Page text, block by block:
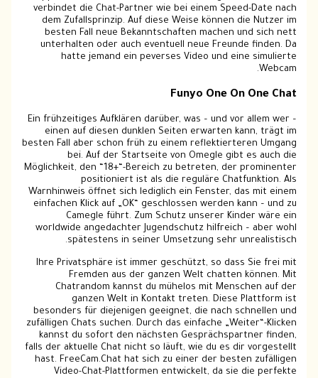
verbindet die Chat-Partner wie bei einem Speed-Date nach
dem Zufallsprinzip. Auf diese Weise können die Nutzer im
besten Fall neue Bekanntschaften machen und sich nett
unterhalten oder auch eventuell neue Freunde finden. Da
hatte jemand ein peverses Video und eine simulierte
Webcam.
Funyo One On One Chat
Ein frühzeitiges Aufklären darüber, was – und vor allem wer –
einen auf diesen dunklen Seiten erwarten kann, trägt im
besten Fall aber schon früh zu einem reflektierteren Umgang
bei. Auf der Startseite von Omegle gibt es auch die
Möglichkeit, den “18+“-Bereich zu betreten, der prominenter
positioniert ist als die reguläre Chatfunktion. Als
Warnhinweis öffnet sich lediglich ein Fenster, das mit einem
einfachen Klick auf „OK“ geschlossen werden kann – und zu
Camegle führt. Zum Schutz unserer Kinder wäre ein
worldwide angedachter Jugendschutz hilfreich – aber wohl
spätestens in seiner Umsetzung sehr unrealistisch.
Ihre Privatsphäre ist immer geschützt, so dass Sie frei mit
Fremden aus der ganzen Welt chatten können. Mit
Chatrandom kannst du mühelos mit Menschen auf der
ganzen Welt in Kontakt treten. Diese Plattform ist
besonders für diejenigen geeignet, die nach schnellen und
zufälligen Chats suchen. Durch das einfache „Weiter“-Klicken
kannst du sofort den nächsten Gesprächspartner finden,
falls der aktuelle Chat nicht so läuft, wie du es dir vorgestellt
hast. FreeCam.Chat hat sich zu einer der besten zufälligen
Video-Chat-Plattformen entwickelt, da sie die perfekte